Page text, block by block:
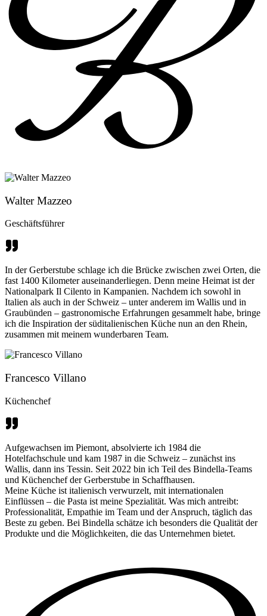
Walter Mazzeo
Geschäftsführer
In der Gerberstube schlage ich die Brücke zwischen zwei Orten, die
fast 1400 Kilometer auseinanderliegen. Denn meine Heimat ist der
Nationalpark Il Cilento in Kampanien. Nachdem ich sowohl in
Italien als auch in der Schweiz – unter anderem im Wallis und in
Graubünden – gastronomische Erfahrungen gesammelt habe, bringe
ich die Inspiration der süditalienischen Küche nun an den Rhein,
zusammen mit meinem wunderbaren Team.
Francesco Villano
Küchenchef
Aufgewachsen im Piemont, absolvierte ich 1984 die
Hotelfachschule und kam 1987 in die Schweiz – zunächst ins
Wallis, dann ins Tessin. Seit 2022 bin ich Teil des Bindella-Teams
und Küchenchef der Gerberstube in Schaffhausen.
Meine Küche ist italienisch verwurzelt, mit internationalen
Einflüssen – die Pasta ist meine Spezialität. Was mich antreibt:
Professionalität, Empathie im Team und der Anspruch, täglich das
Beste zu geben. Bei Bindella schätze ich besonders die Qualität der
Produkte und die Möglichkeiten, die das Unternehmen bietet.